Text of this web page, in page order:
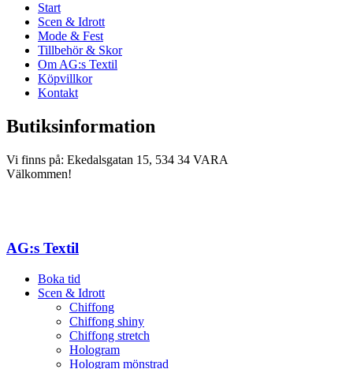
Start
Scen & Idrott
Mode & Fest
Tillbehör & Skor
Om AG:s Textil
Köpvillkor
Kontakt
Butiksinformation
Vi finns på: Ekedalsgatan 15, 534 34 VARA
Välkommen!
AG:s Textil
Boka tid
Scen & Idrott
Chiffong
Chiffong shiny
Chiffong stretch
Hologram
Hologram mönstrad